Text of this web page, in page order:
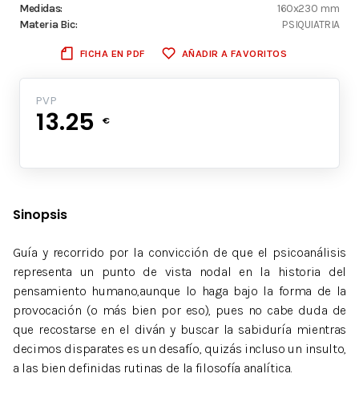
Medidas:
160x230 mm
Materia Bic:
PSIQUIATRIA
FICHA EN PDF AÑADIR A FAVORITOS
PVP
13.25 €
Sinopsis
Guía y recorrido por la convicción de que el psicoanálisis
representa un punto de vista nodal en la historia del
pensamiento humano,aunque lo haga bajo la forma de la
provocación (o más bien por eso), pues no cabe duda de
que recostarse en el diván y buscar la sabiduría mientras
decimos disparates es un desafío, quizás incluso un insulto,
a las bien definidas rutinas de la filosofía analítica.